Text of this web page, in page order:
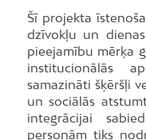
Šī projekta
dzīvokļu un
pieejamību mērķa
institucionālās
samazināti šķēršļi
un sociālās
integrācijai
personām tiks